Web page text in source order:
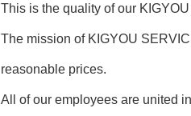
This is the quality of our
The mission of KIGYOU
reasonable prices.
All of our employees are united